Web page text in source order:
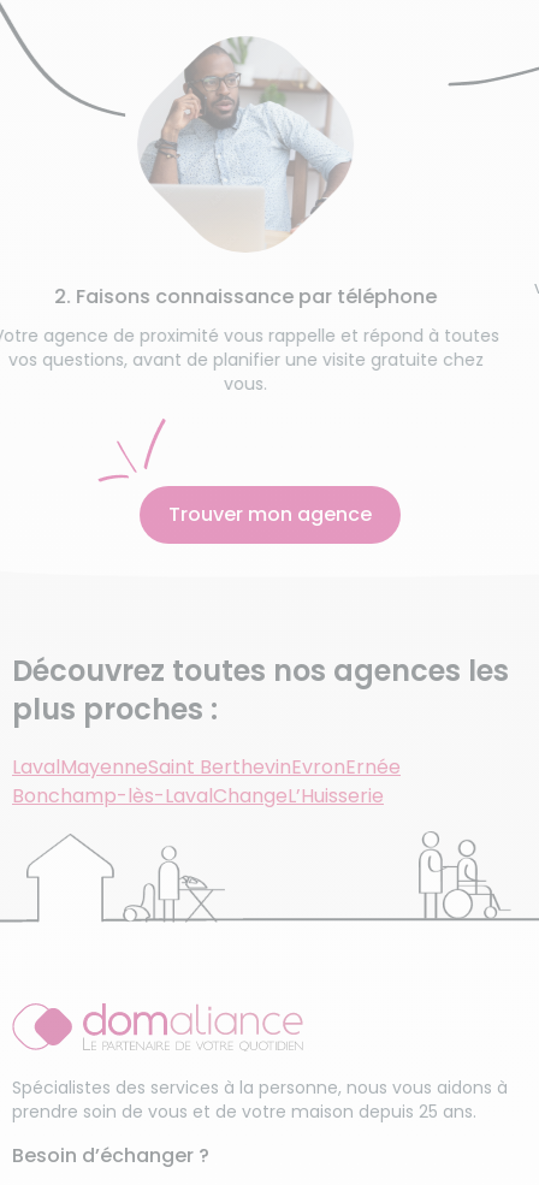
de proximité vous rappelle et répond à toutes
avant de planifier une visite gratuite chez
connaissance par téléphone
vos
Trouver mon agence
Découvrez toutes nos agences les
plus proches :
LavalMayenneSaint BerthevinEvronErnée
Bonchamp-lès-LavalChangeL’Huisserie
Spécialistes des services à la personne, nous vous aidons à
prendre soin de vous et de votre maison depuis 25 ans.
Besoin d’échanger ?